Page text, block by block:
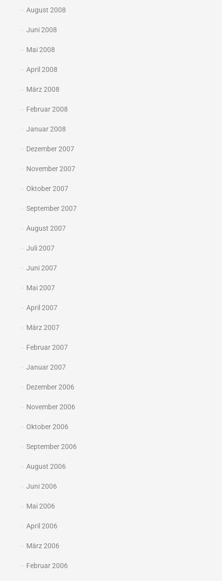
August 2008
Juni 2008
Mai 2008
April 2008
März 2008
Februar 2008
Januar 2008
Dezember 2007
November 2007
Oktober 2007
September 2007
August 2007
Juli 2007
Juni 2007
Mai 2007
April 2007
März 2007
Februar 2007
Januar 2007
Dezember 2006
November 2006
Oktober 2006
September 2006
August 2006
Juni 2006
Mai 2006
April 2006
März 2006
Februar 2006